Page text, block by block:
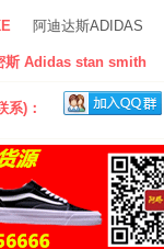
阿迪达斯ADIDAS
斯 Adidas stan smith
系)：